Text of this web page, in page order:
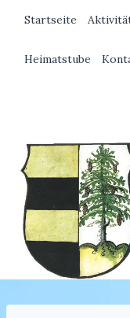
springen
Startseite
Heimatstube